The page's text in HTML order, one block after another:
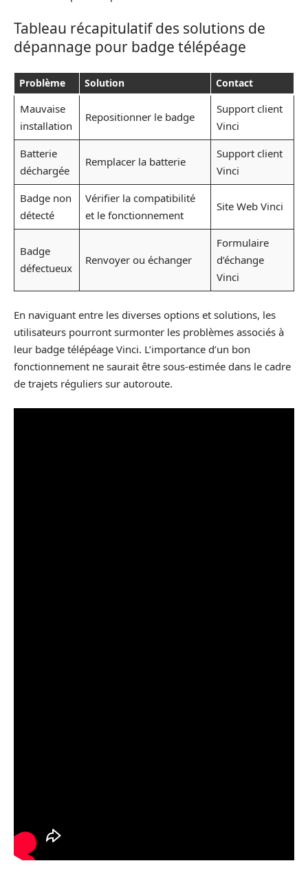
Tableau récapitulatif des solutions de
dépannage pour badge télépéage
Problème Solution Contact
Mauvaise
installation
Repositionner le badge
Support client
Vinci
Batterie
déchargée
Remplacer la batterie
Support client
Vinci
Badge non
détecté
Vérifier la compatibilité
et le fonctionnement
Site Web Vinci
Badge
défectueux
Renvoyer ou échanger
Formulaire
d’échange
Vinci
En naviguant entre les diverses options et solutions, les
utilisateurs pourront surmonter les problèmes associés à
leur badge télépéage Vinci. L’importance d’un bon
fonctionnement ne saurait être sous-estimée dans le cadre
de trajets réguliers sur autoroute.